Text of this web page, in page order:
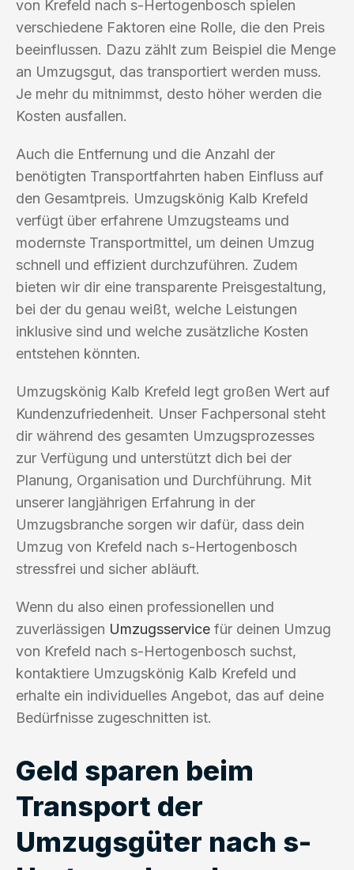
von Krefeld nach s-Hertogenbosch spielen
verschiedene Faktoren eine Rolle, die den Preis
beeinflussen. Dazu zählt zum Beispiel die Menge
an Umzugsgut, das transportiert werden muss.
Je mehr du mitnimmst, desto höher werden die
Kosten ausfallen.
Auch die Entfernung und die Anzahl der
benötigten Transportfahrten haben Einfluss auf
den Gesamtpreis. Umzugskönig Kalb Krefeld
verfügt über erfahrene Umzugsteams und
modernste Transportmittel, um deinen Umzug
schnell und effizient durchzuführen. Zudem
bieten wir dir eine transparente Preisgestaltung,
bei der du genau weißt, welche Leistungen
inklusive sind und welche zusätzliche Kosten
entstehen könnten.
Umzugskönig Kalb Krefeld legt großen Wert auf
Kundenzufriedenheit. Unser Fachpersonal steht
dir während des gesamten Umzugsprozesses
zur Verfügung und unterstützt dich bei der
Planung, Organisation und Durchführung. Mit
unserer langjährigen Erfahrung in der
Umzugsbranche sorgen wir dafür, dass dein
Umzug von Krefeld nach s-Hertogenbosch
stressfrei und sicher abläuft.
Wenn du also einen professionellen und
zuverlässigen Umzugsservice für deinen Umzug
von Krefeld nach s-Hertogenbosch suchst,
kontaktiere Umzugskönig Kalb Krefeld und
erhalte ein individuelles Angebot, das auf deine
Bedürfnisse zugeschnitten ist.
Geld sparen beim
Transport der
Umzugsgüter nach s-